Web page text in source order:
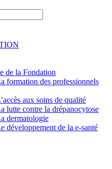
de la Fondation
formation des professionnels
aux soins de qualité
lutte contre la drépanocytose
dermatologie
développement de la e-santé